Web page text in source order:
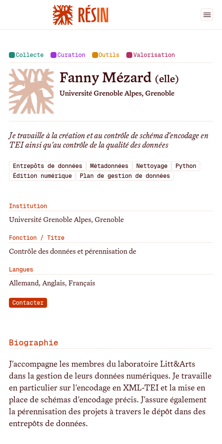
Fanny Mézard
Collecte Curation Outils Valorisation
Fanny Mézard (elle)
Université Grenoble Alpes, Grenoble
Je travaille à la création et au contrôle de schéma d'encodage en
TEI ainsi qu'au contrôle de la qualité des données
Entrepôts de données Métadonnées Nettoyage
Python
Édition numérique
Plan de gestion de données
Institution
Université Grenoble Alpes, Grenoble
Fonction / Titre
Contrôle des données et pérennisation de
Langues
Allemand, Anglais, Français
Contacter
Biographie
J'accompagne les membres du laboratoire Litt&Arts
dans la gestion de leurs données numériques. Je travaille
en particulier sur l'encodage en XML-TEI et la mise en
place de schémas d'encodage précis. J'assure également
la pérennisation des projets à travers le dépôt dans des
entrepôts de données.